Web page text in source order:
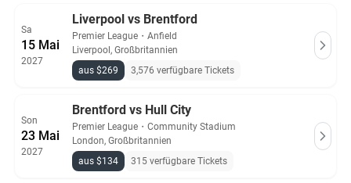
Sa
15 Mai
2027
Liverpool vs Brentford
Premier League ・ Anfield
Liverpool, Großbritannien
aus $269
3,576 verfügbare Tickets
Son
23 Mai
2027
Brentford vs Hull City
Premier League ・ Community Stadium
London, Großbritannien
aus $134
315 verfügbare Tickets